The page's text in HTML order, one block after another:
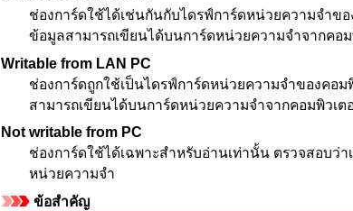
ช่องการ์ดใช้ได้เช่นกันกับไดรฟ์การ์ดหน่วยความจำขอ
ข้อมูลสามารถเขียนได้บนการ์ดหน่วยความจำจากคอม
Writable from LAN PC
ช่องการ์ดถูกใช้เป็นไดรฟ์การ์ดหน่วยความจำของคอม
สามารถเขียนได้บนการ์ดหน่วยความจำจากคอมพิวเต
Not writable from PC
ช่องการ์ดใช้ได้เฉพาะสำหรับอ่านเท่านั้น ตรวจสอบว่
หน่วยความจำ
ข้อสำคัญ